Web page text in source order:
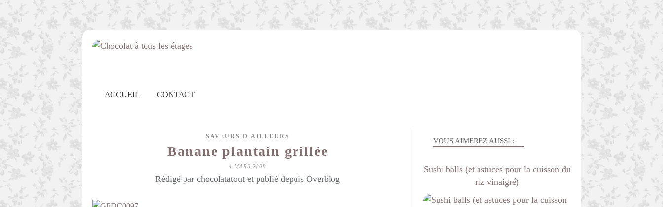
ACCUEIL CONTACT
SAVEURS D'AILLEURS
Banane plantain grillée
4 MARS 2009
Rédigé par chocolatatout et publié depuis Overblog
VOUS AIMEREZ AUSSI :
Sushi balls (et astuces pour la cuisson du
riz vinaigré)